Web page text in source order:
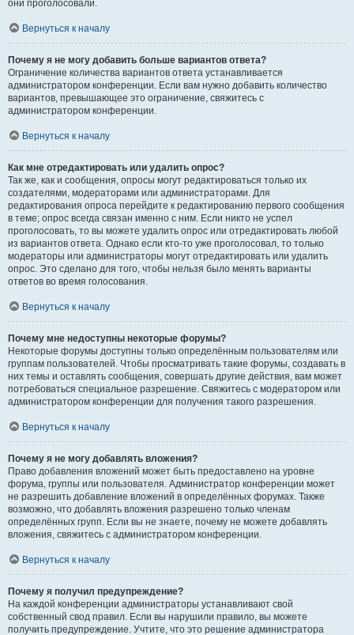
они проголосовали.
Вернуться к началу
Почему я не могу добавить больше вариантов ответа?
Ограничение количества вариантов ответа устанавливается
администратором конференции. Если вам нужно добавить количество
вариантов, превышающее это ограничение, свяжитесь с
администратором конференции.
Вернуться к началу
Как мне отредактировать или удалить опрос?
Так же, как и сообщения, опросы могут редактироваться только их
создателями, модераторами или администраторами. Для
редактирования опроса перейдите к редактированию первого сообщения
в теме; опрос всегда связан именно с ним. Если никто не успел
проголосовать, то вы можете удалить опрос или отредактировать любой
из вариантов ответа. Однако если кто-то уже проголосовал, то только
модераторы или администраторы могут отредактировать или удалить
опрос. Это сделано для того, чтобы нельзя было менять варианты
ответов во время голосования.
Вернуться к началу
Почему мне недоступны некоторые форумы?
Некоторые форумы доступны только определённым пользователям или
группам пользователей. Чтобы просматривать такие форумы, создавать в
них темы и оставлять сообщения, совершать другие действия, вам может
потребоваться специальное разрешение. Свяжитесь с модератором или
администратором конференции для получения такого разрешения.
Вернуться к началу
Почему я не могу добавлять вложения?
Право добавления вложений может быть предоставлено на уровне
форума, группы или пользователя. Администратор конференции может
не разрешить добавление вложений в определённых форумах. Также
возможно, что добавлять вложения разрешено только членам
определённых групп. Если вы не знаете, почему не можете добавлять
вложения, свяжитесь с администратором конференции.
Вернуться к началу
Почему я получил предупреждение?
На каждой конференции администраторы устанавливают свой
собственный свод правил. Если вы нарушили правило, вы можете
получить предупреждение. Учтите, что это решение администратора